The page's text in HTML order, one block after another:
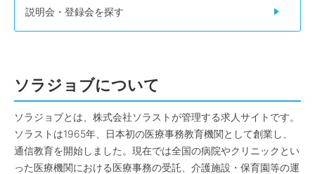
説明会・登録会を探す
ソラジョブについて
ソラジョブとは、株式会社ソラストが管理する求人サイトです。
ソラストは1965年、日本初の医療事務教育機関として創業し、
通信教育を開始しました。現在では全国の病院やクリニックとい
った医療機関における医療事務の受託、介護施設・保育園等の運